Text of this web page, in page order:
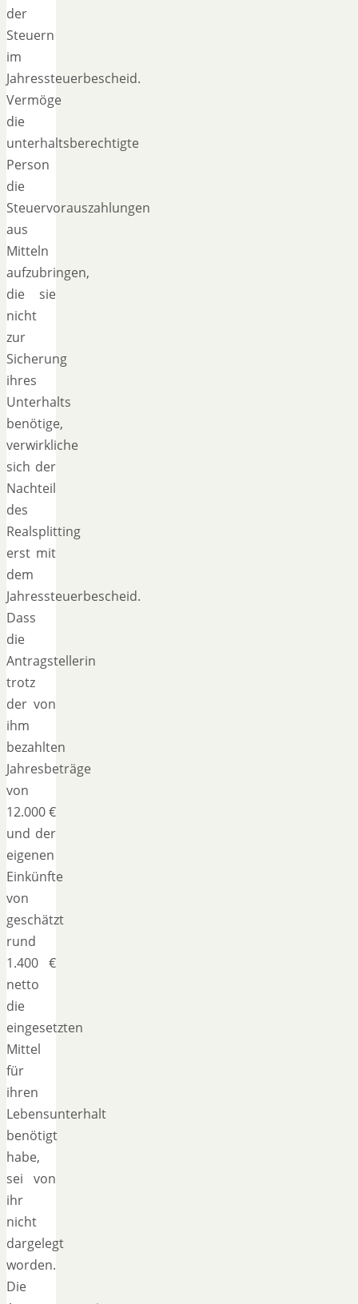
der
Steuern
im
Jahressteuerbescheid.
Vermöge
die
unterhaltsberechtigte
Person
die
Steuervorauszahlungen
aus
Mitteln
aufzubringen,
die sie
nicht
zur
Sicherung
ihres
Unterhalts
benötige,
verwirkliche
sich der
Nachteil
des
Realsplitting
erst mit
dem
Jahressteuerbescheid.
Dass
die
Antragstellerin
trotz
der von
ihm
bezahlten
Jahresbeträge
von
12.000 €
und der
eigenen
Einkünfte
von
geschätzt
rund
1.400 €
netto
die
eingesetzten
Mittel
für
ihren
Lebensunterhalt
benötigt
habe,
sei von
ihr
nicht
dargelegt
worden.
Die